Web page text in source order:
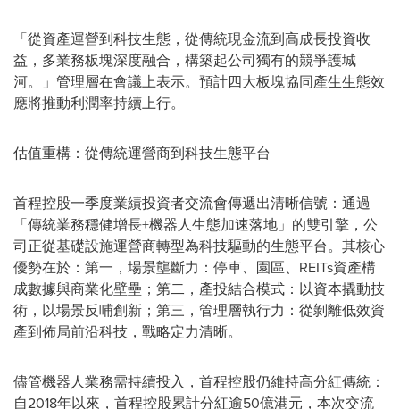
「從資產運營到科技生態，從傳統現金流到高成長投資收
益，多業務板塊深度融合，構築起公司獨有的競爭護城
河。
」 管理層在會議上表示。預計四大板塊協同產生生態效
應將推動利潤率持續上行。
估值重構：從傳統運營商到科技生態平台
首程控股一季度業績投資者交流會傳遞出清晰信號：通過
「傳統業務穩健增長+機器人生態加速落地 」 的雙引擎，公
司正從基礎設施運營商轉型為科技驅動的生態平台。其核心
優勢在於：第一，場景壟斷力：停車、園區、REITs資產構
成數據與商業化壁壘；第二，產投結合模式：以資本撬動技
術，以場景反哺創新；第三，管理層執行力：從剝離低效資
產到佈局前沿科技，戰略定力清晰。
儘管機器人業務需持續投入，首程控股仍維持高分紅傳統：
自2018年以來，首程控股累計分紅逾50億港元，本次交流